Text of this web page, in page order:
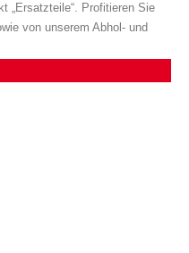
„Ersatzteile“. Profitieren Sie
von unserem Abhol- und